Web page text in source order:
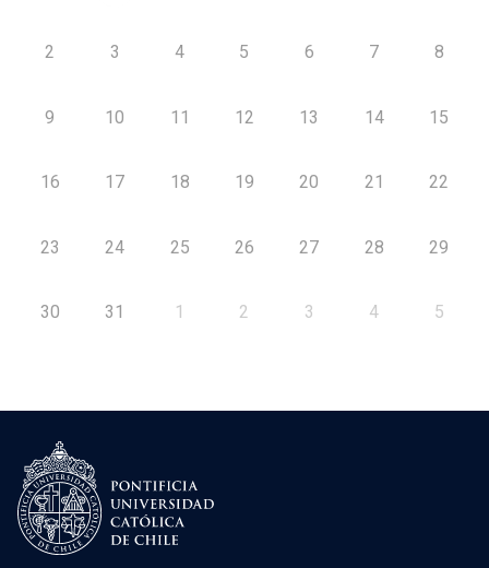
2 3 4 5 6 7 8
9 10 11 12 13 14 15
16 17 18 19 20 21 22
23 24 25 26 27 28 29
30 31 1 2 3 4 5